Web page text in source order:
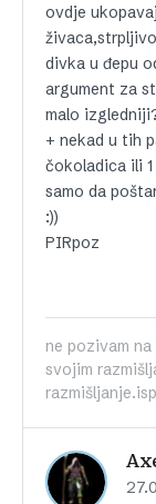
ovdje
divka u đepu
argument za
malo
+ nekad u tih
čokoladica ili
samo da
:))
PIRpoz
ne pozivam
svojim